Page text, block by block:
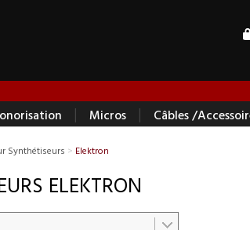
| Micros | Câbles /
Synthétiseurs > Elektron
ELEKTRON